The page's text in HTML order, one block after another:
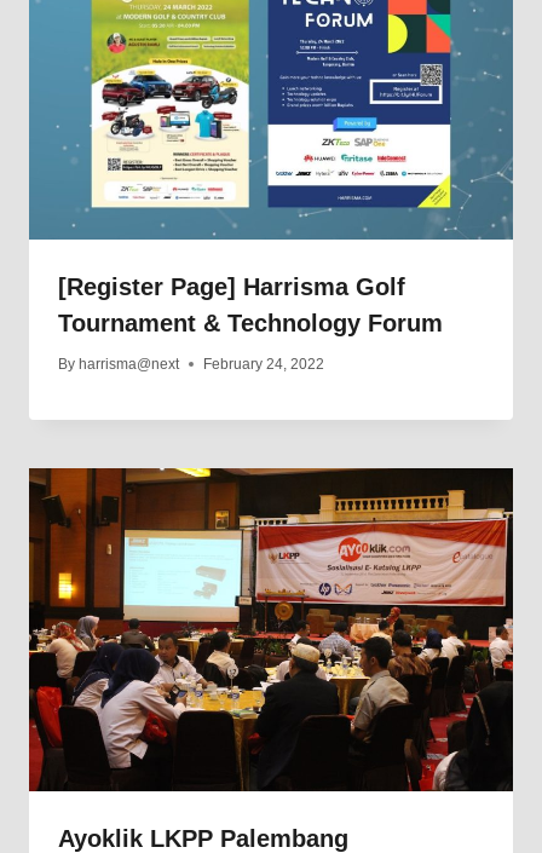
[Register Page] Harrisma Golf
Tournament & Technology Forum
By harrisma@next February 24, 2022
Ayoklik LKPP Palembang